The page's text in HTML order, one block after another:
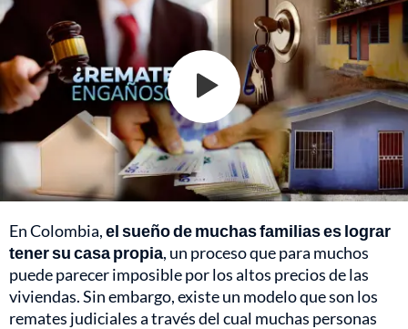
En Colombia,el sueño de muchas familias es lograr
tener su casa propia, un proceso que para muchos
puede parecer imposible por los altos precios de las
viviendas. Sin embargo, existe un modelo que son los
remates judiciales a través del cual muchas personas